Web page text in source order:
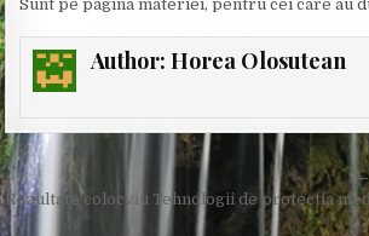
Sunt pe pagina materiei, pentru cei care au
Author: Horea Olosutean
Post
navigation
Rezultate colocviu Tehnologii de protecția